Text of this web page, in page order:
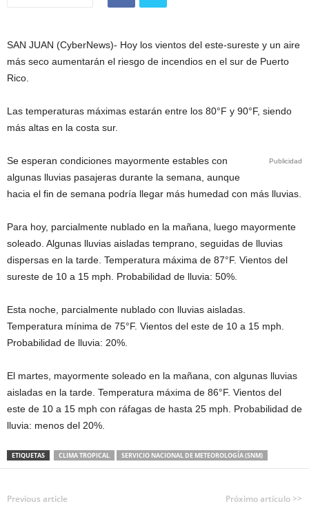
SAN JUAN (CyberNews)- Hoy los vientos del este-sureste y un aire
más seco aumentarán el riesgo de incendios en el sur de Puerto
Rico.
Las temperaturas máximas estarán entre los 80°F y 90°F, siendo
más altas en la costa sur.
Publicidad
Se esperan condiciones mayormente estables con
algunas lluvias pasajeras durante la semana, aunque
hacia el fin de semana podría llegar más humedad con más lluvias.
Para hoy, parcialmente nublado en la mañana, luego mayormente
soleado. Algunas lluvias aisladas temprano, seguidas de lluvias
dispersas en la tarde. Temperatura máxima de 87°F. Vientos del
sureste de 10 a 15 mph. Probabilidad de lluvia: 50%.
Esta noche, parcialmente nublado con lluvias aisladas.
Temperatura mínima de 75°F. Vientos del este de 10 a 15 mph.
Probabilidad de lluvia: 20%.
El martes, mayormente soleado en la mañana, con algunas lluvias
aisladas en la tarde. Temperatura máxima de 86°F. Vientos del
este de 10 a 15 mph con ráfagas de hasta 25 mph. Probabilidad de
lluvia: menos del 20%.
ETIQUETAS CLIMA TROPICAL SERVICIO NACIONAL DE METEOROLOGÍA (SNM)
Previous article Próximo artículo >>